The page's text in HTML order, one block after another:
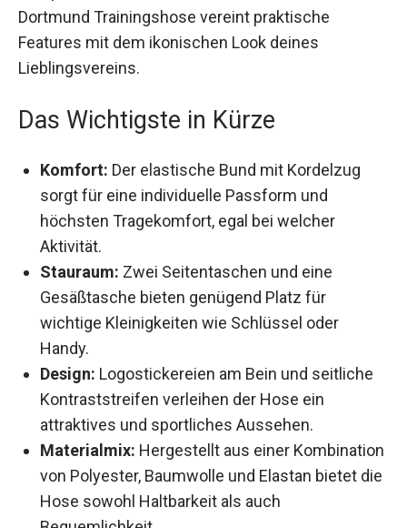
Dortmund Trainingshose vereint praktische
Features mit dem ikonischen Look deines
Lieblingsvereins.
Das Wichtigste in Kürze
Komfort: Der elastische Bund mit Kordelzug
sorgt für eine individuelle Passform und
höchsten Tragekomfort, egal bei welcher
Aktivität.
Stauraum: Zwei Seitentaschen und eine
Gesäßtasche bieten genügend Platz für
wichtige Kleinigkeiten wie Schlüssel oder
Handy.
Design: Logostickereien am Bein und seitliche
Kontraststreifen verleihen der Hose ein
attraktives und sportliches Aussehen.
Materialmix: Hergestellt aus einer
Kombination von Polyester, Baumwolle und
Elastan bietet die Hose sowohl Haltbarkeit als